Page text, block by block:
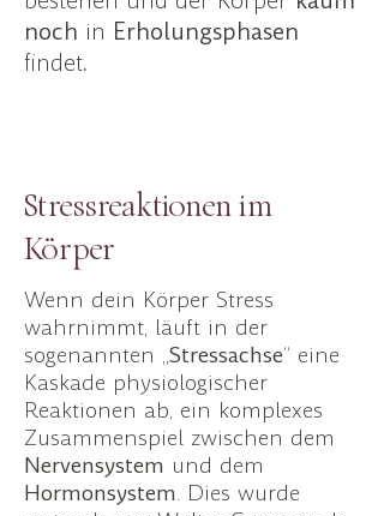
noch in Erholungsphasen
findet.
Stressreaktionen im
Körper
Wenn dein Körper Stress
wahrnimmt, läuft in der
sogenannten „Stressachse“ eine
Kaskade physiologischer
Reaktionen ab, ein komplexes
Zusammenspiel zwischen dem
Nervensystem und dem
Hormonsystem. Dies wurde